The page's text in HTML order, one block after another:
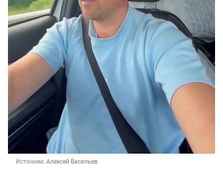
Источник: Алексей Васильев